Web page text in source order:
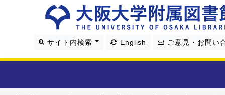
サイト内検索 English ご意見・お問い